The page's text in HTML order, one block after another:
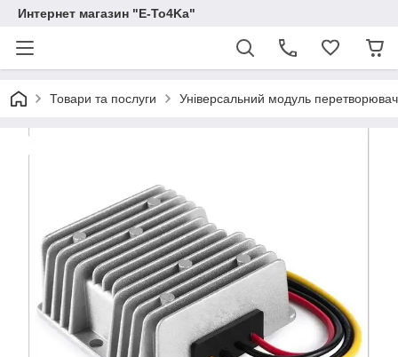
Интернет магазин "E-To4Ka"
Товари та послуги Універсальний модуль